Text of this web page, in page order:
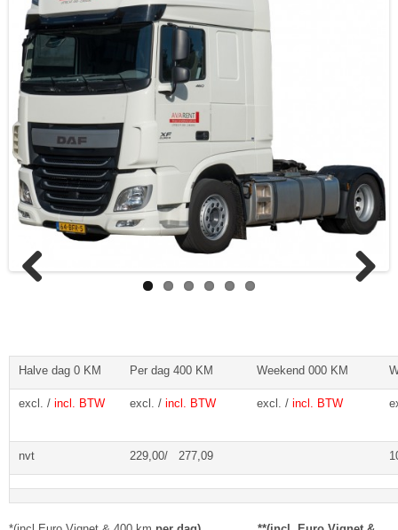
Halve dag 0 KM Per dag 400 KM Weekend 000 KM
excl. / incl. BTW excl. / incl. BTW excl. / incl. BTW
nvt 229,00/ 277,09